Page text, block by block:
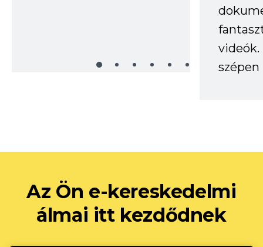
videók.
Az Ön e-kereskedelmi
álmai itt kezdődnek